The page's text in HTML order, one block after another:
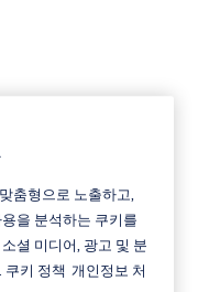
춤형으로 노출하고,
을 분석하는 쿠키를
셜 미디어, 광고 및 분
쿠키 정책 개인정보 처